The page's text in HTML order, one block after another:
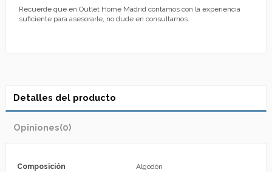
Recuerde que en Outlet Home Madrid contamos con la experiencia
suficiente para asesorarle, no dude en consultarnos.
Detalles del producto
Opiniones(0)
Composición Algodón